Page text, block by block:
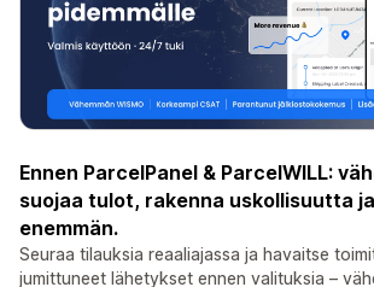
Ennen ParcelPanel & ParcelWILL:
suojaa tulot, rakenna uskollisuutta
enemmän.
Seuraa tilauksia reaaliajassa ja havaitse
jumittuneet lähetykset ennen valituksia –